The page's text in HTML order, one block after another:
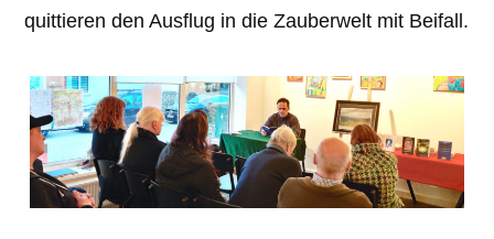
quittieren den Ausflug in die Zauberwelt mit Beifall.